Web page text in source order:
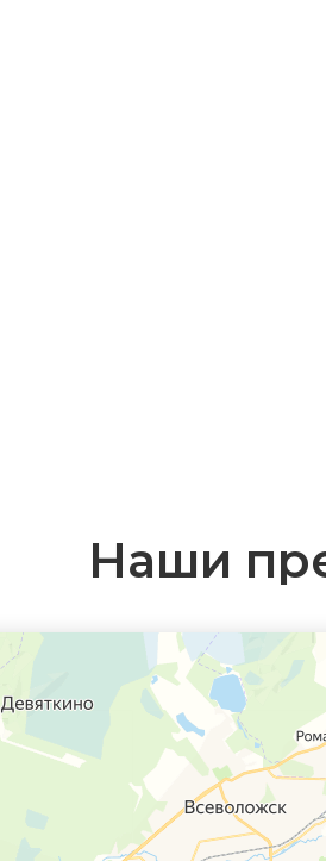
Наши